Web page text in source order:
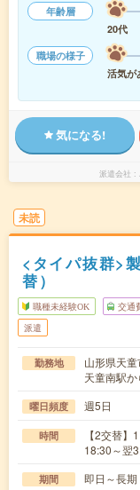
年齢層
20代
職場の様子
活気が
気になる!
派遣会社
未読
<タイパ抜群>
替）
職種未経験OK 交通
派遣
勤務地
山形県天童
天童南駅
曜日頻度 週5日
時間
【2交替
18:30～翌
期間 即日～長期